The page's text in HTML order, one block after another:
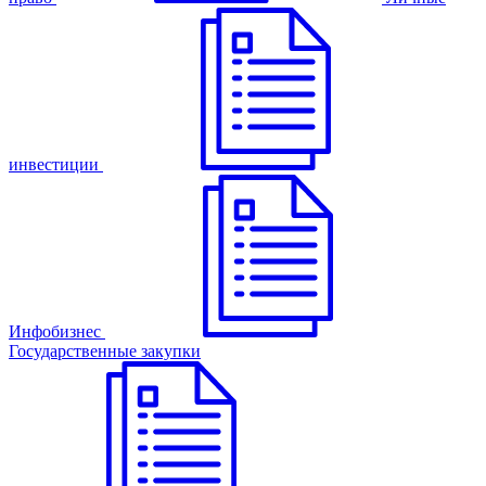
инвестиции
Инфобизнес
Государственные закупки